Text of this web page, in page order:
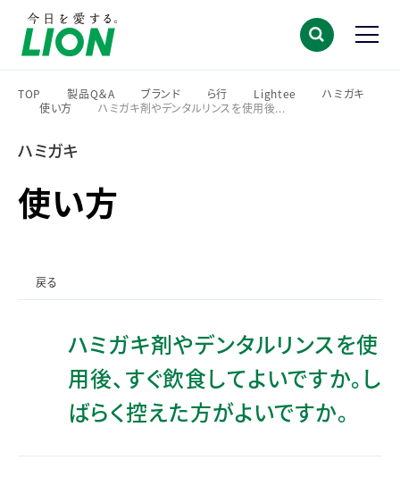
TOP
>
製品Q＆A
>
ブランド
>
ら行
>
Lightee
ハミガキ
使い方
ハミガキ剤やデンタルリンスを使用後...
ハミガキ
使い方
戻る
ハミガキ剤やデンタルリンスを使
用後、すぐ飲食してよいですか。し
ばらく控えた方がよいですか。